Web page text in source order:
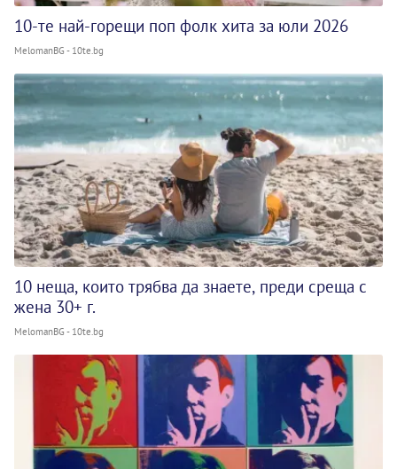
10-те най-горещи поп фолк хита за юли 2026
MelomanBG - 10te.bg
10 неща, които трябва да знаете, преди среща с
жена 30+ г.
MelomanBG - 10te.bg